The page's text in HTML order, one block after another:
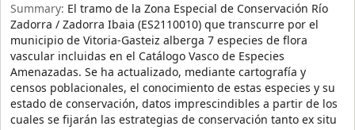
Summary: El tramo de la Zona Especial de Conservación Río
Zadorra / Zadorra Ibaia (ES2110010) que transcurre por el
municipio de Vitoria-Gasteiz alberga 7 especies de flora
vascular incluidas en el Catálogo Vasco de Especies
Amenazadas. Se ha actualizado, mediante cartografía y
censos poblacionales, el conocimiento de estas especies y su
estado de conservación, datos imprescindibles a partir de los
cuales se fijarán las estrategias de conservación tanto ex situ